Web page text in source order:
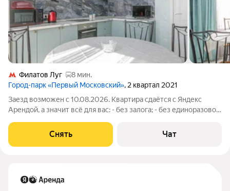
Филатов Луг
8 мин.
Город-парк «Первый Московский», 2 квартал 2021
Заезд возможен с 10.08.2026. Квартира сдаётся с Яндекс
Арендой, а значит всё для вас: - без залога; - без единоразовой
проживания. Мы можем показать вам квартиру онлайн это так
же детально,
Снять Чат